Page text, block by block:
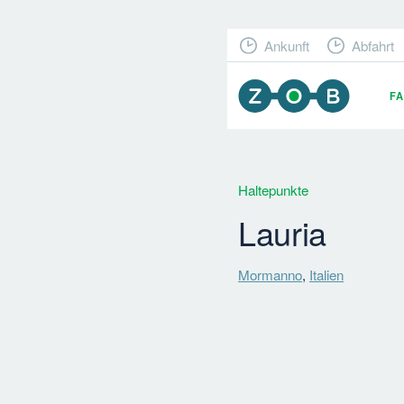
Ankunft Abfahrt
Haltepunkte
Lauria
Mormanno, Italien